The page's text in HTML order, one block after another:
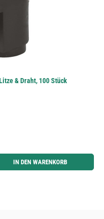
& Draht, 100 Stück
die Schaltflächen um die Anzahl zu
IN DEN WARENKORB